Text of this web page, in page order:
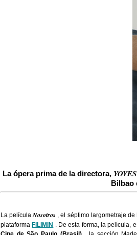
La ópera prima de la directora, YOYES
Bilbao
La películaNosotros , el séptimo largometraje de
plataforma FILIMIN . De esta forma, la película,